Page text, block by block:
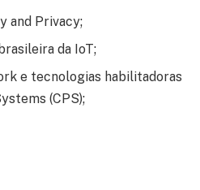
and Privacy;
da IoT;
e tecnologias habilitadoras
(CPS);